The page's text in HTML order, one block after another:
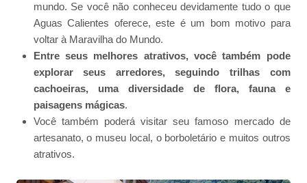
mundo. Se você não conheceu devidamente tudo o que
Aguas Calientes oferece, este é um bom motivo para
voltar à Maravilha do Mundo.
Entre seus melhores atrativos, você também pode
explorar seus arredores, seguindo trilhas com
cachoeiras, uma diversidade de flora, fauna e
paisagens mágicas.
Você também poderá visitar seu famoso mercado de
artesanato, o museu local, o borboletário e muitos outros
atrativos.